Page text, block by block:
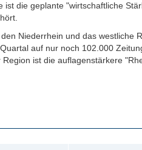
ist die geplante "wirtschaftliche
Niederrhein und das
auf nur noch 102.000
ist die auflagenstärkere